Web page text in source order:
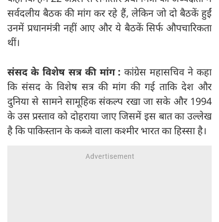
सर्वदलीय बैठक की मांग कर रहे हैं, लेकिन जो दो बैठकें हुईं
उनमें प्रधानमंत्री नहीं आए और ये बैठकें सिर्फ औपचारिकता
थीं।
संसद के विशेष सत्र की मांग :कांग्रेस महासचिव ने कहा
कि संसद के विशेष सत्र की मांग की गई ताकि देश और
दुनिया से सामने सामूहिक संकल्प रखा जा सके और 1994
के उस प्रस्ताव को दोहराया जाए जिसमें इस बात का उल्लेख
है कि पाकिस्तान के कब्जे वाला कश्मीर भारत का हिस्सा है।